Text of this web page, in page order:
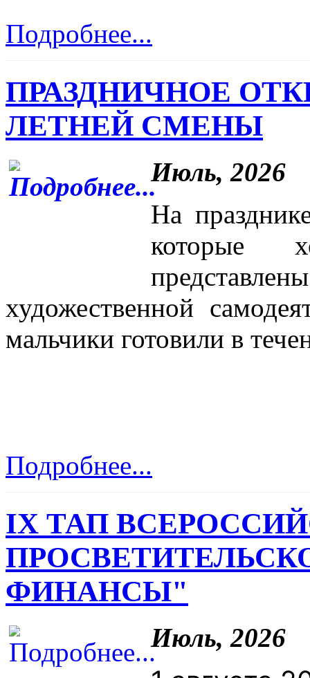
Подробнее...
ПРАЗДНИЧНОЕ
ЛЕТНЕЙ СМЕНЫ
Июль, 2026
На
которые
художественной
мальчики готовили в
Подробнее...
IX ТАП
ФИНАНСЫ"
Июль, 2026